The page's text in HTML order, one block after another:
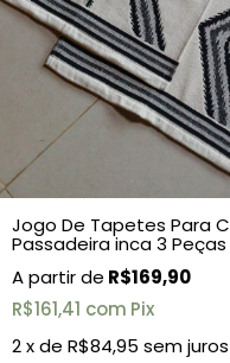
Jogo De Tapetes Para
Passadeira inca 3 Peças
R$169,90
R$161,41 com Pix
2x de R$84,95 sem juros